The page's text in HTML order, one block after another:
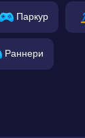
Паркур
Раннери